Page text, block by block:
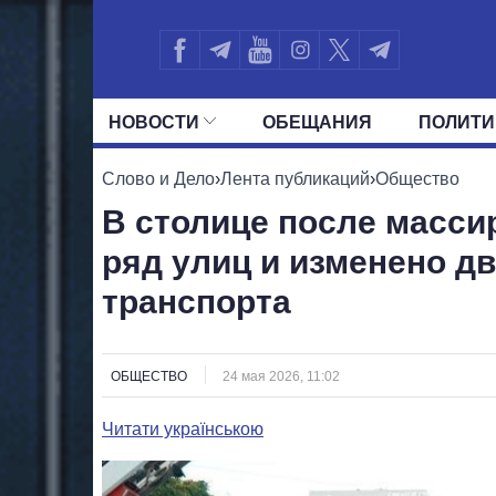
НОВОСТИ ОБЕЩАНИЯ
ВСЕ ПОЛИТИКИ ПРЕЗИДЕНТ И
Слово и Дело›Лента публикаций›Общество
В столице после
ряд улиц и изменено
транспорта
ОБЩЕСТВО 24 мая 2026, 11:02
Читати українською